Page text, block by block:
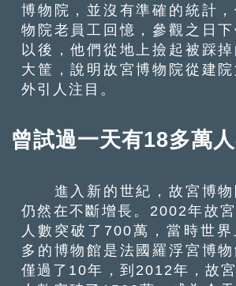
博物院，並沒有準確的統計
物院老員工回憶，參觀之日
以後，他們從地上撿起被踩
大筐，說明故宮博物院從建
外引人注目。
曾試過一天有18多萬
進入新的世紀，故宮博物
仍然在不斷增長。2002年故
人數突破了700萬，當時世
多的博物館是法國羅浮宮博
僅過了10年，到2012年，故